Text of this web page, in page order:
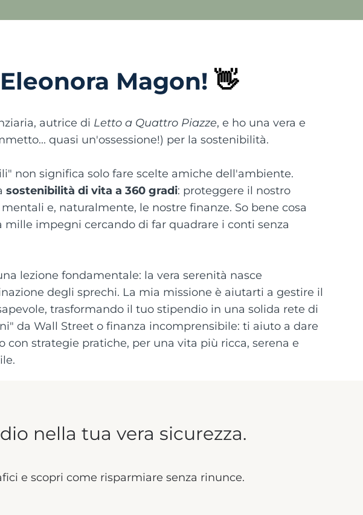
Magon! 👋
autrice di Letto a Quattro Piazze, e ho una vera e
quasi un'ossessione!) per la sostenibilità.
non significa solo fare scelte amiche dell'ambiente.
sostenibilità di vita a 360 gradi: proteggere il nostro
e, naturalmente, le nostre finanze. So bene cosa
impegni cercando di far quadrare i conti senza
lezione fondamentale: la vera serenità nasce
degli sprechi. La mia missione è aiutarti a gestire il
trasformando il tuo stipendio in una solida rete di
da Wall Street o finanza incomprensibile: ti aiuto a dare
con strategie pratiche, per una vita più ricca, serena e
nella tua vera sicurezza.
e scopri come risparmiare senza rinunce.